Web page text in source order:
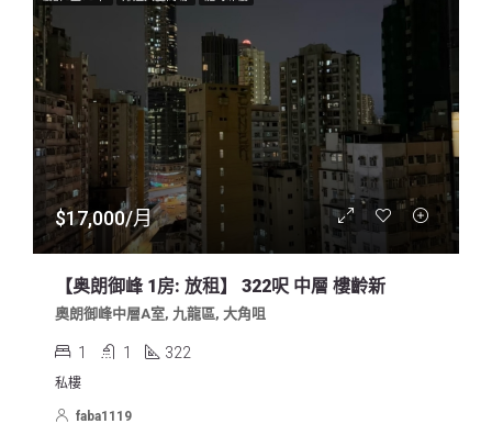
$17,000/月
【奥朗御峰 1房: 放租】 322呎 中層 樓齡新
奧朗御峰中層A室, 九龍區, 大角咀
1 1 322
私樓
faba1119